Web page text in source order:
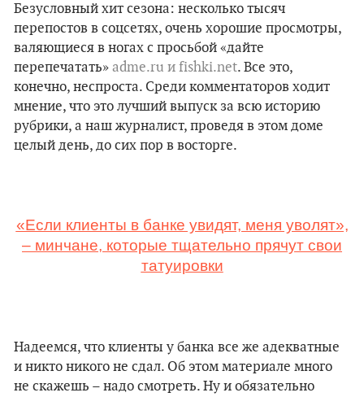
Безусловный хит сезона: несколько тысяч
перепостов в соцсетях, очень хорошие просмотры,
валяющиеся в ногах с просьбой «дайте
перепечатать» adme.ru и fishki.net. Все это,
конечно, неспроста. Среди комментаторов ходит
мнение, что это лучший выпуск за всю историю
рубрики, а наш журналист, проведя в этом доме
целый день, до сих пор в восторге.
«Если клиенты в банке увидят, меня уволят»,
– минчане, которые тщательно прячут свои
татуировки
Надеемся, что клиенты у банка все же адекватные
и никто никого не сдал. Об этом материале много
не скажешь – надо смотреть. Ну и обязательно